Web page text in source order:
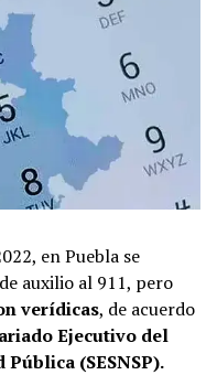
en Puebla se
auxilio al 911, pero
verídicas, de acuerdo
Ejecutivo del
(SESNSP).